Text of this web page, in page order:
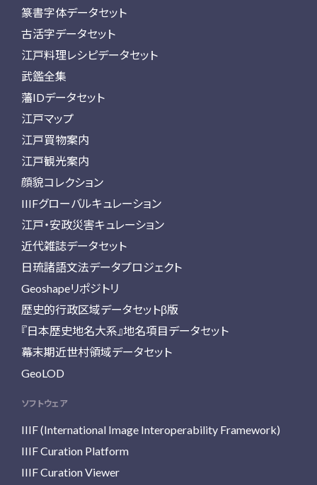
篆書字体データセット
古活字データセット
江戸料理レシピデータセット
武鑑全集
藩IDデータセット
江戸マップ
江戸買物案内
江戸観光案内
顔貌コレクション
IIIFグローバルキュレーション
江戸・安政災害キュレーション
近代雑誌データセット
日琉諸語文法データプロジェクト
Geoshapeリポジトリ
歴史的行政区域データセットβ版
『日本歴史地名大系』地名項目データセット
幕末期近世村領域データセット
GeoLOD
ソフトウェア
IIIF (International Image Interoperability Framework)
IIIF Curation Platform
IIIF Curation Viewer